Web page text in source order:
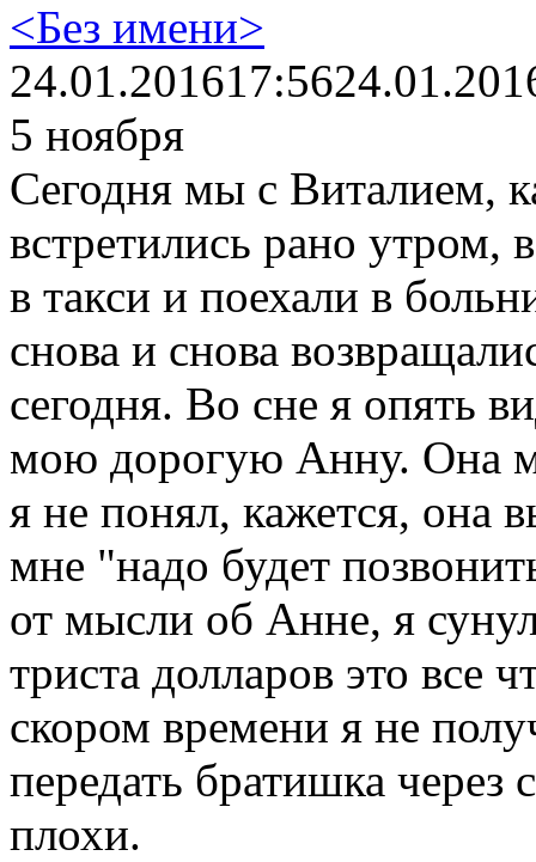
<Без имени>
24.01.201617:56
5 ноября
Сегодня мы с Виталием,
встретились рано
в такси и поехали в
снова и снова
сегодня. Во сне я опять
мою дорогую Анну. Она
я не понял, кажется, она
мне "надо будет
от мысли об Анне, я
триста долларов это все
скором времени я не
передать братишка
плохи.